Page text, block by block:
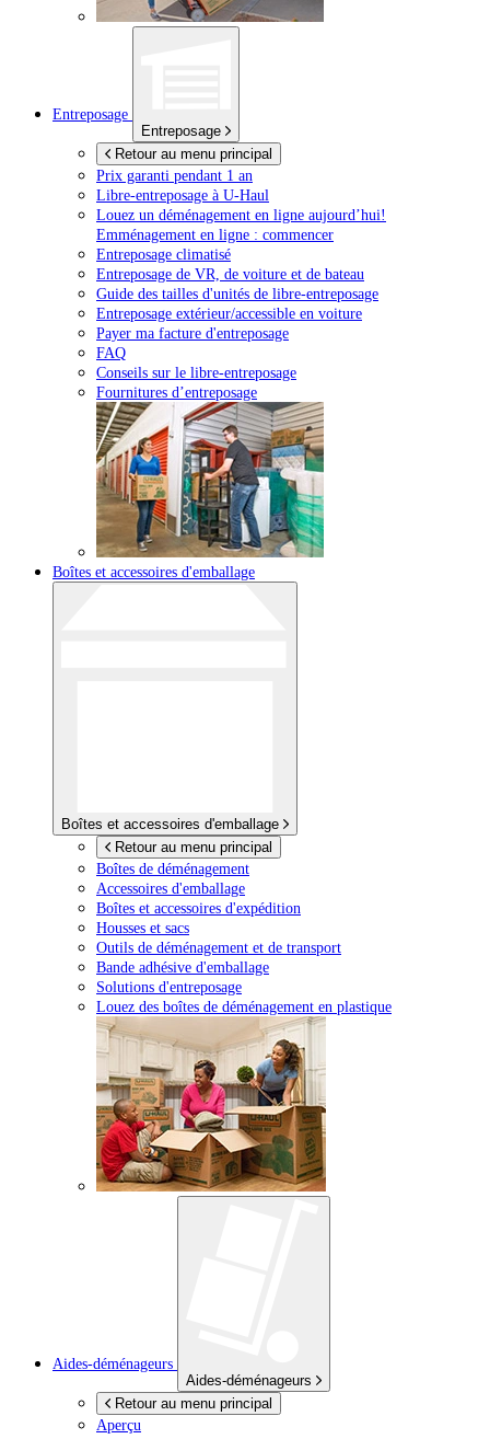
Entreposage
Entreposage
Retour au menu principal
Prix garanti pendant 1 an
Libre-entreposage à U-Haul
Louez un déménagement en ligne aujourd’hui!
Emménagement en ligne : commencer
Entreposage climatisé
Entreposage de VR, de voiture et de bateau
Guide des tailles d'unités de libre-entreposage
Entreposage extérieur/accessible en voiture
Payer ma facture d'entreposage
FAQ
Conseils sur le libre-entreposage
Fournitures d’entreposage
Boîtes et accessoires d'emballage
Boîtes et accessoires d'emballage
Retour au menu principal
Boîtes de déménagement
Accessoires d'emballage
Boîtes et accessoires d'expédition
Housses et sacs
Outils de déménagement et de transport
Bande adhésive d'emballage
Solutions d'entreposage
Louez des boîtes de déménagement en plastique
Aides-déménageurs
Aides-déménageurs
Retour au menu principal
Aperçu